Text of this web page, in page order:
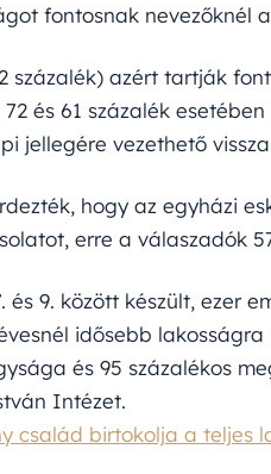
fontosnak nevezőknél
százalék) azért tartják
72 és 61 százalék
jellegére vezethető
hogy az egyházi
erre a válaszadók
és 9. között készült, ezer
idősebb
és 95 százalékos
Intézet.
család birtokolja a teljes